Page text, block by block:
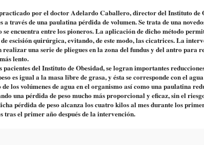
por el doctor Adelardo Caballero, director del Instituto de
través de una paulatina pérdida de volumen. Se trata de una
encuentra entre los pioneros. La aplicación de dicho método
escisión quirúrgica, evitando, de este modo, las cicatrices. La
realizar una serie de pliegues en la zona del fundus y del antro para
lento.
del Instituto de Obesidad, se logran importantes
es igual a la masa libre de grasa, y ésta se corresponde con el
los volúmenes de agua en el organismo así como una paulatina
una pérdida de peso mucho más proporcional y eficaz, sin el
pérdida de peso alcanza los cuatro kilos al mes durante los
el primer año después de la intervención.